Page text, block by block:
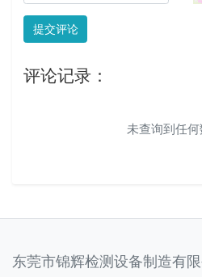
提交评论
评论记录：
未查询到任何
东莞市锦辉检测设备制造有